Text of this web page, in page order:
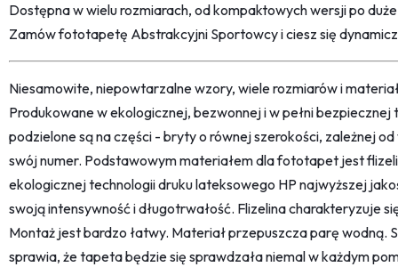
Dostępna w wielu rozmiarach, od kompaktowych wersji po
Zamów fototapetę Abstrakcyjni Sportowcy i ciesz się
Niesamowite, niepowtarzalne wzory, wiele rozmiarów i
Produkowane w ekologicznej, bezwonnej i w pełni
podzielone są na części - bryty o równej szerokości, zależnej
swój numer. Podstawowym materiałem dla fototapet jest
ekologicznej technologii druku lateksowego HP najwyższej
swoją intensywność i długotrwałość. Flizelina charakteryzuje
Montaż jest bardzo łatwy. Materiał przepuszcza parę wodną.
sprawia, że tapeta będzie się sprawdzała niemal w każdym